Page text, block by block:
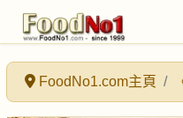
FoodNo1.com主頁